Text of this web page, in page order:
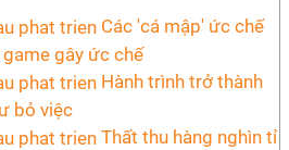
Các 'cá mập' ức chế
gây ức chế
Hành trình trở thành
bỏ việc
Thất thu hàng nghìn tỉ